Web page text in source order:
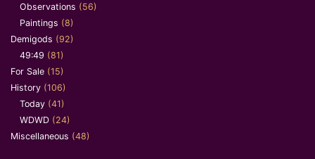
Observations (56)
Paintings (8)
Demigods (92)
49:49 (81)
For Sale (15)
History (106)
Today (41)
WDWD (24)
Miscellaneous (48)